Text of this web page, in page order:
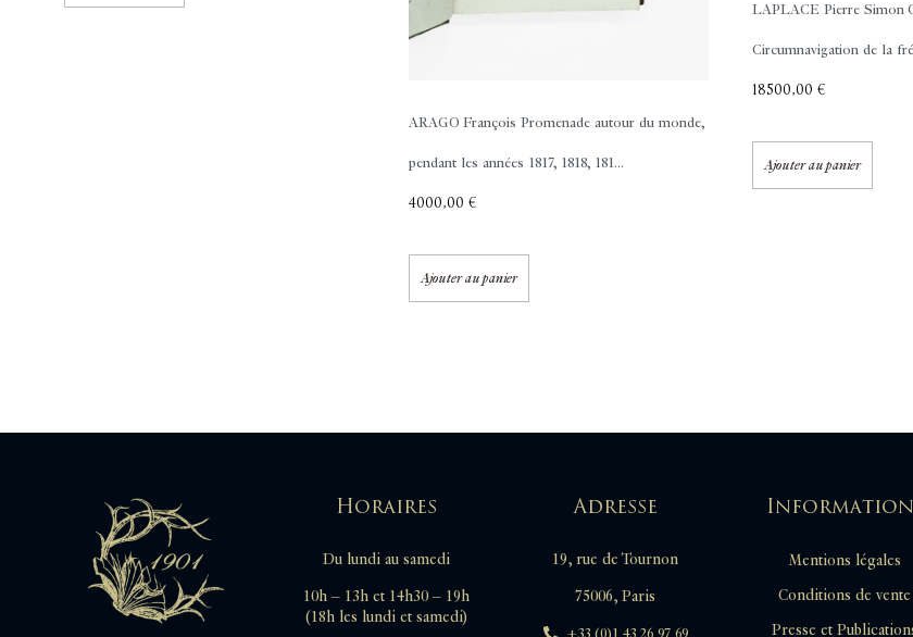
ARAGO François Promenade autour du monde,
pendant les années 1817, 1818, 181...
4000,00 €
Ajouter au panier
LAPLACE Pierre Simon
Circumnavigation de la
18500,00 €
Ajouter au panier
Horaires
Du lundi au samedi
10h – 13h et 14h30 – 19h
(18h les lundi et samedi)
Adresse
19, rue de Tournon
75006, Paris
+33 (0)1 43 26 97 69
Mentions légales
Conditions de vente
Presse et